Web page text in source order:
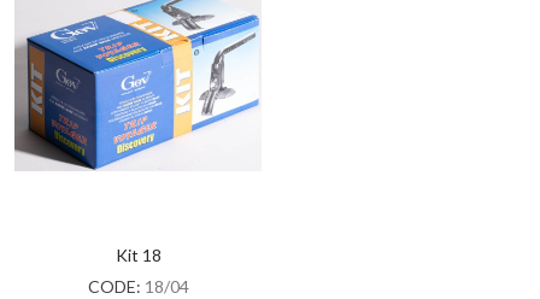
Kit 18
CODE: 18/04